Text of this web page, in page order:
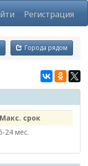
Регистрация
Города рядом
Макс. срок
мес.